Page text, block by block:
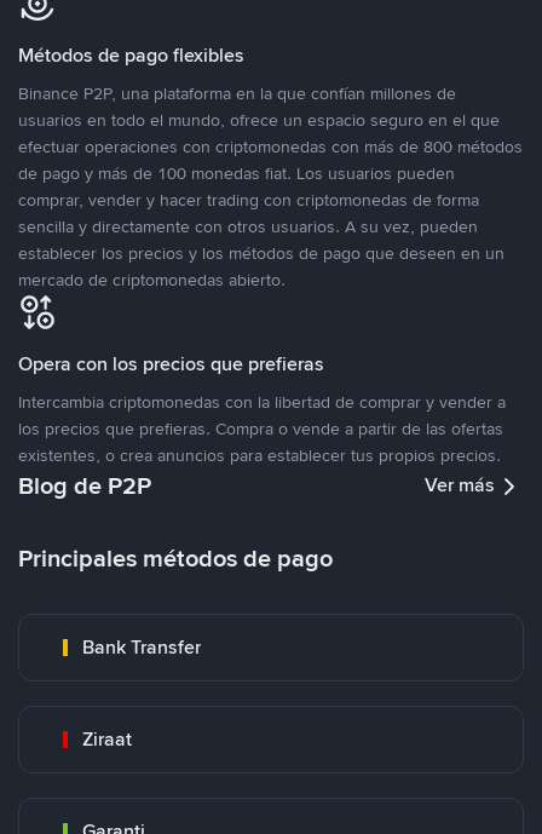
Métodos de pago flexibles
Binance P2P, una plataforma en la que confían millones de
usuarios en todo el mundo, ofrece un espacio seguro en el que
efectuar operaciones con criptomonedas con más de 800 métodos
de pago y más de 100 monedas fiat. Los usuarios pueden
comprar, vender y hacer trading con criptomonedas de forma
sencilla y directamente con otros usuarios. A su vez, pueden
establecer los precios y los métodos de pago que deseen en un
mercado de criptomonedas abierto.
Opera con los precios que prefieras
Intercambia criptomonedas con la libertad de comprar y vender a
los precios que prefieras. Compra o vende a partir de las ofertas
existentes, o crea anuncios para establecer tus propios precios.
Blog de P2P Ver más
Principales métodos de pago
Bank Transfer
Ziraat